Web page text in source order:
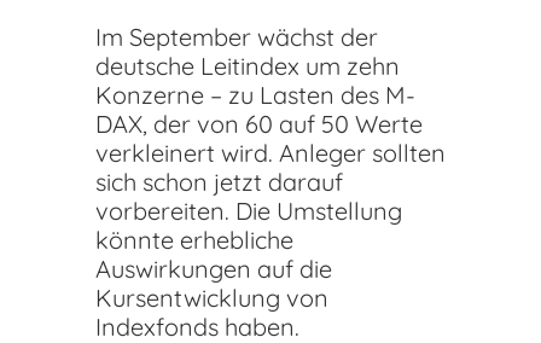
Im September wächst der
deutsche Leitindex um zehn
Konzerne – zu Lasten des M-
DAX, der von 60 auf 50 Werte
verkleinert wird. Anleger sollten
sich schon jetzt darauf
vorbereiten. Die Umstellung
könnte erhebliche
Auswirkungen auf die
Kursentwicklung von
Indexfonds haben.